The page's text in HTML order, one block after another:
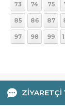
73 74 75
85 86 87
97 98 99
ZİYARETÇİ